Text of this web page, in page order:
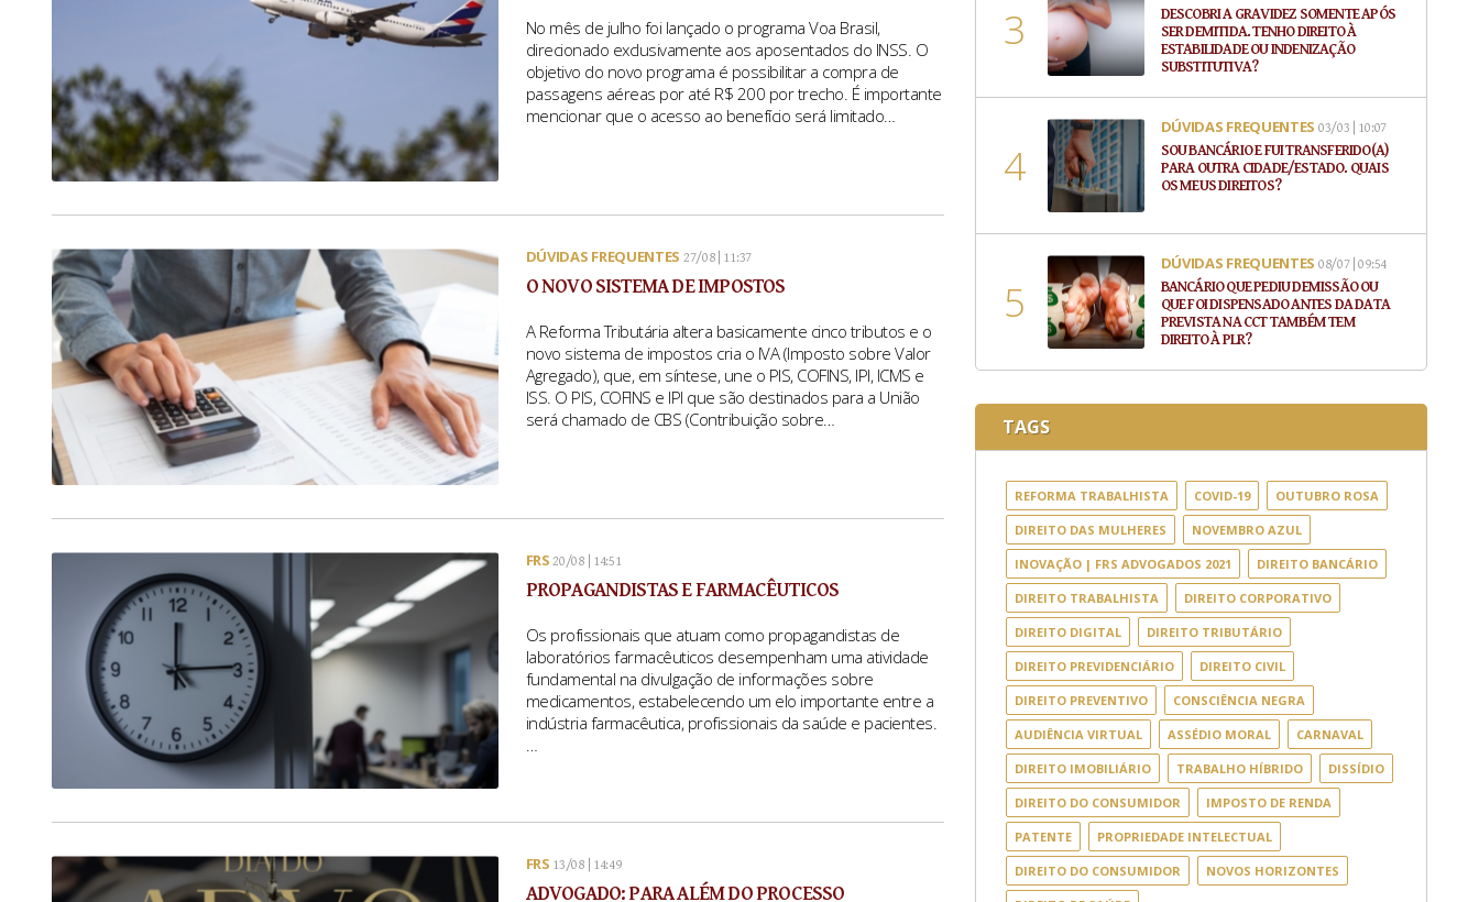
No mês de julho foi lançado o programa Voa Brasil,
direcionado exclusivamente aos aposentados do INSS. O
objetivo do novo programa é possibilitar a compra de
passagens aéreas por até R$ 200 por trecho. É importante
mencionar que o acesso ao benefício será limitado…
DÚVIDAS FREQUENTES 27/08 | 11:37
O NOVO SISTEMA DE IMPOSTOS
A Reforma Tributária altera basicamente cinco tributos e o
novo sistema de impostos cria o IVA (Imposto sobre Valor
Agregado), que, em síntese, une o PIS, COFINS, IPI, ICMS e
ISS. O PIS, COFINS e IPI que são destinados para a União
será chamado de CBS (Contribuição sobre…
FRS20/08 | 14:51
PROPAGANDISTAS E FARMACÊUTICOS
Os profissionais que atuam como propagandistas de
laboratórios farmacêuticos desempenham uma atividade
fundamental na divulgação de informações sobre
medicamentos, estabelecendo um elo importante entre a
indústria farmacêutica, profissionais da saúde e pacientes.
…
FRS 13/08 | 14:49
ADVOGADO: PARA ALÉM DO PROCESSO
DESCOBRI A GRAVIDEZ SOMENTE APÓS
SER DEMITIDA. TENHO DIREITO À
ESTABILIDADE OU INDENIZAÇÃO
SUBSTITUTIVA?
DÚVIDAS FREQUENTES 03/03 | 10:07
SOU BANCÁRIO E FUI TRANSFERIDO(A)
PARA OUTRA CIDADE/ESTADO. QUAIS
OS MEUS DIREITOS?
DÚVIDAS FREQUENTES 08/07 | 09:54
BANCÁRIO QUE PEDIU DEMISSÃO OU
QUE FOI DISPENSADO ANTES DA DATA
PREVISTA NA CCT TAMBÉM TEM
DIREITO À PLR?
TAGS
REFORMA TRABALHISTA COVID-19 OUTUBRO ROSA
DIREITO DAS MULHERES NOVEMBRO AZUL
INOVAÇÃO | FRS ADVOGADOS 2021 DIREITO BANCÁRIO
DIREITO TRABALHISTA DIREITO CORPORATIVO
DIREITO DIGITAL DIREITO TRIBUTÁRIO
DIREITO PREVIDENCIÁRIO DIREITO CIVIL
DIREITO PREVENTIVO CONSCIÊNCIA NEGRA
AUDIÊNCIA VIRTUAL ASSÉDIO MORAL CARNAVAL
DIREITO IMOBILIÁRIO TRABALHO HÍBRIDO DISSÍDIO
DIREITO DO CONSUMIDOR IMPOSTO DE RENDA
PATENTE PROPRIEDADE INTELECTUAL
DIREITO DO CONSUMIDOR NOVOS HORIZONTES